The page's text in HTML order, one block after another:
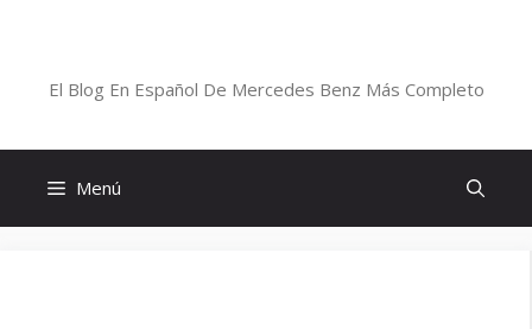
El Blog En Español De Mercedes Benz Más Completo
Menú